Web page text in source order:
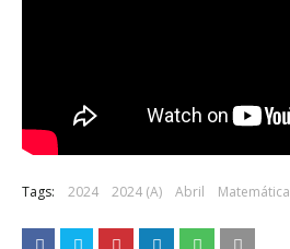
Tags: 2024 2024 (A) Abril Matemática